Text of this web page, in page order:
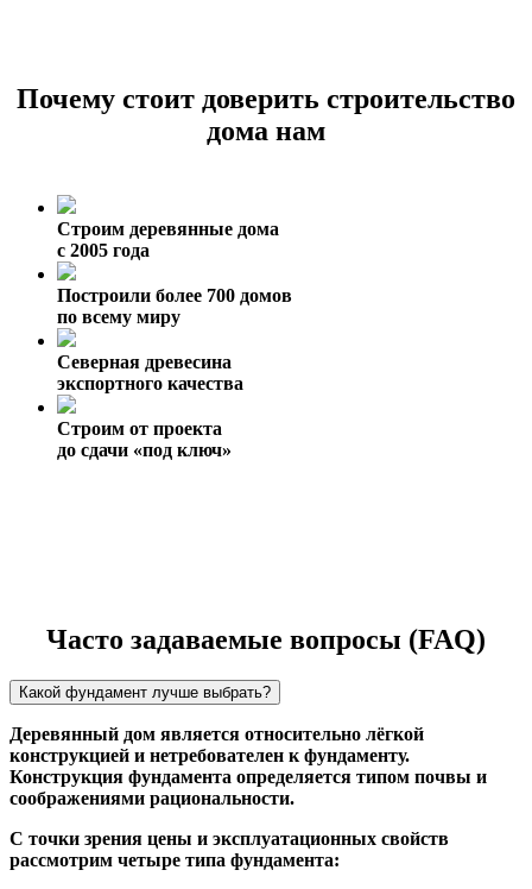
Почему стоит доверить строительство
дома нам
Строим деревянные дома
с 2005 года
Построили более 700 домов
по всему миру
Северная древесина
экспортного качества
Строим от проекта
до сдачи «под ключ»
Часто задаваемые вопросы (FAQ)
Какой фундамент лучше выбрать?
Деревянный дом является относительно лёгкой
конструкцией и нетребователен к фундаменту.
Конструкция фундамента определяется типом почвы и
соображениями рациональности.
С точки зрения цены и эксплуатационных свойств
рассмотрим четыре типа фундамента: